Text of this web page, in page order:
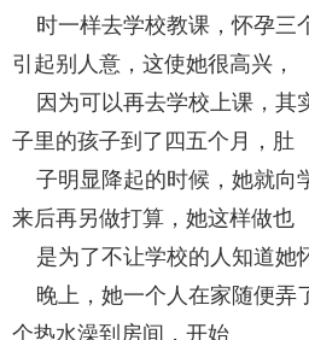
时一样去学校教课，怀孕三
引起别人意，这使她很高兴，
因为可以再去学校上课，其
子里的孩子到了四五个月，肚
子明显降起的时候，她就向
来后再另做打算，她这样做也
是为了不让学校的人知道她
晚上，她一个人在家随便弄
个热水澡到房间，开始